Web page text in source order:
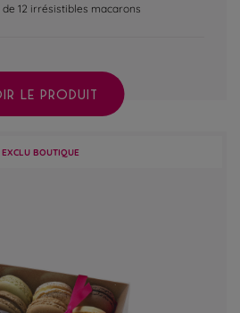
12 irrésistibles macarons
LE PRODUIT
EXCLU BOUTIQUE